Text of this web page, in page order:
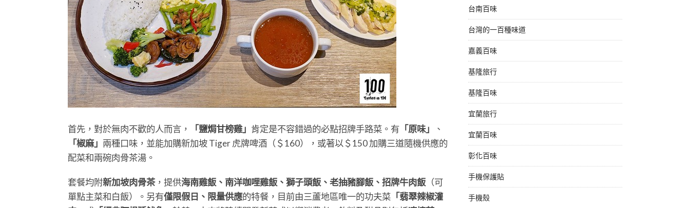
首先，對於無肉不歡的人而言， 「鹽焗甘榜雞」 肯定是不容錯過的必點招牌手路菜。有 「原味」
、
「椒麻」 兩種口味，並能加購新加坡 Tiger 虎牌啤酒（＄160），或著以＄150 加購三道隨機供應的
配菜和兩碗肉骨茶湯。
套餐均附新加坡肉骨茶，提供海南雞飯、南洋咖哩雞飯、獅子頭飯、老抽豬腳飯、招牌牛肉飯 （可
單點主菜和白飯）。另有僅限假日、限量供應的特餐，目前由三蘆地區唯一的功夫菜 「翡翠辣椒灌
台南百味
台灣的一百種味道
嘉義百味
基隆旅行
基隆百味
宜蘭旅行
宜蘭百味
彰化百味
手機保護貼
手機殼